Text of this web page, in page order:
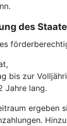
des
bis zur
Jahre lang.
ergeben